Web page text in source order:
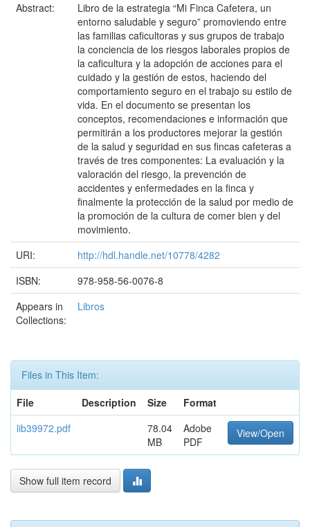
Abstract:
Libro de la estrategia “Mi Finca Cafetera, un
entorno saludable y seguro” promoviendo entre
las familias caficultoras y sus grupos de trabajo
la conciencia de los riesgos laborales propios de
la caficultura y la adopción de acciones para el
cuidado y la gestión de estos, haciendo del
comportamiento seguro en el trabajo su estilo de
vida. En el documento se presentan los
conceptos, recomendaciones e información que
permitirán a los productores mejorar la gestión
de la salud y seguridad en sus fincas cafeteras a
través de tres componentes: La evaluación y la
valoración del riesgo, la prevención de
accidentes y enfermedades en la finca y
finalmente la protección de la salud por medio de
la promoción de la cultura de comer bien y del
movimiento.
URI:
http://hdl.handle.net/10778/4282
ISBN:
978-958-56-0076-8
Appears in
Collections:
Libros
Files in This Item:
File
Description Size
Format
lib39972.pdf
78.04
MB
Adobe
PDF
View/Open
Show full item record